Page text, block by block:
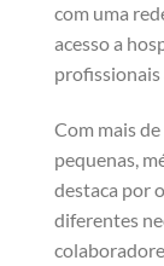
com uma
acesso a
Com mais
pequenas,
destaca por
diferentes